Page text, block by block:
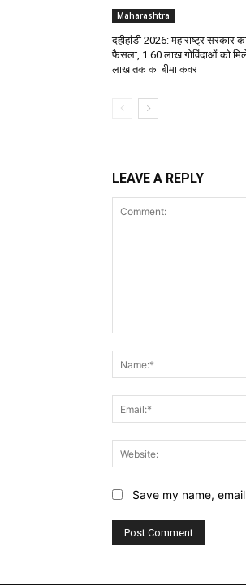
Maharashtra
दहीहांडी 2026: महाराष्ट्र सरकार
फैसला, 1.60 लाख गोविंदाओं को
लाख तक का बीमा कवर
LEAVE A REPLY
Save my name,